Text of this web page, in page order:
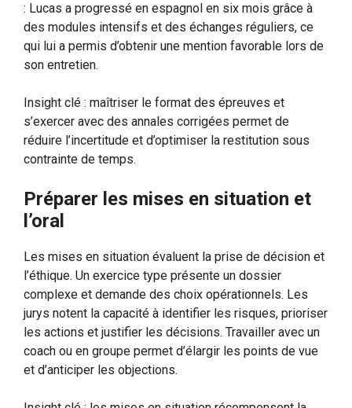
: Lucas a progressé en espagnol en six mois grâce à
des modules intensifs et des échanges réguliers, ce
qui lui a permis d’obtenir une mention favorable lors de
son entretien.
Insight clé : maîtriser le format des épreuves et
s’exercer avec des annales corrigées permet de
réduire l’incertitude et d’optimiser la restitution sous
contrainte de temps.
Préparer les mises en situation et
l’oral
Les mises en situation évaluent la prise de décision et
l’éthique. Un exercice type présente un dossier
complexe et demande des choix opérationnels. Les
jurys notent la capacité à identifier les risques, prioriser
les actions et justifier les décisions. Travailler avec un
coach ou en groupe permet d’élargir les points de vue
et d’anticiper les objections.